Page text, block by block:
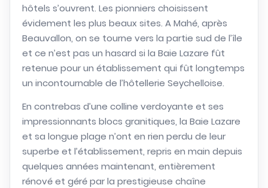
hôtels s’ouvrent. Les pionniers choisissent
évidement les plus beaux sites. A Mahé, après
Beauvallon, on se tourne vers la partie sud de l’île
et ce n’est pas un hasard si la Baie Lazare fût
retenue pour un établissement qui fût longtemps
un incontournable de l’hôtellerie Seychelloise.
En contrebas d’une colline verdoyante et ses
impressionnants blocs granitiques, la Baie Lazare
et sa longue plage n’ont en rien perdu de leur
superbe et l’établissement, repris en main depuis
quelques années maintenant, entièrement
rénové et géré par la prestigieuse chaîne